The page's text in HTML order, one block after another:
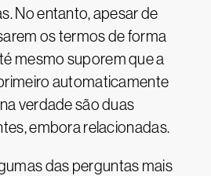
No entanto, apesar de
os termos de forma
mesmo suporem que a
automaticamente
verdade são duas
embora relacionadas.
das perguntas mais